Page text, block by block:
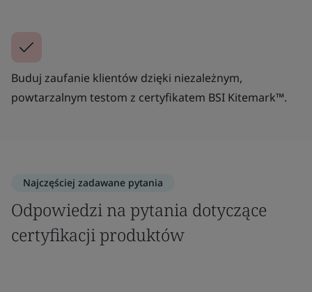
Buduj zaufanie klientów dzięki niezależnym,
powtarzalnym testom z certyfikatem BSI Kitemark™.
Najczęściej zadawane pytania
Odpowiedzi na pytania dotyczące
certyfikacji produktów